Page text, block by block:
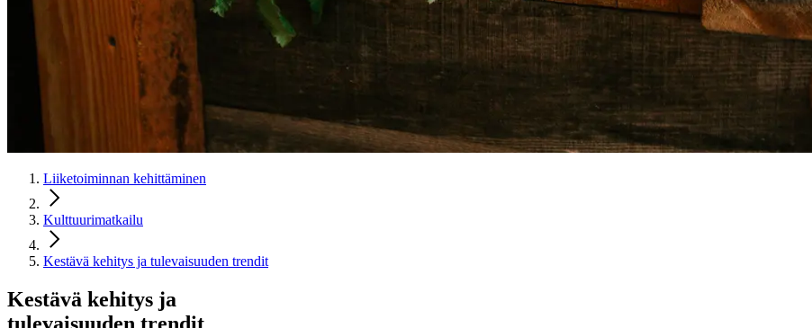
Liiketoiminnan kehittäminen
Kulttuurimatkailu
Kestävä kehitys ja tulevaisuuden trendit
Kestävä kehitys ja